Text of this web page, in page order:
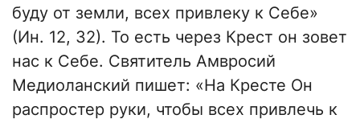
буду от земли, всех привлеку к Себе»
(Ин. 12, 32). То есть через Крест он зовет
нас к Себе. Святитель Амвросий
Медиоланский пишет: «На Кресте Он
распростер руки, чтобы всех привлечь к